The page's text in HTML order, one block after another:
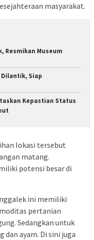
masyarakat.
Resmikan Museum
Dilantik, Siap
Kepastian Status
lokasi tersebut
matang.
potensi besar di
ini memiliki
pertanian
Sedangkan untuk
ayam. Di sini juga